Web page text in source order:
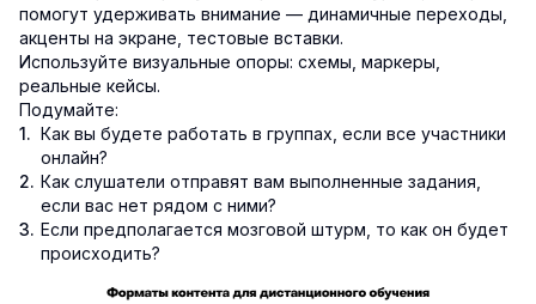
помогут удерживать внимание — динамичные переходы,
акценты на экране, тестовые вставки.
Используйте визуальные опоры: схемы, маркеры,
реальные кейсы.
Подумайте:
Как вы будете работать в группах, если все участники
онлайн?
Как слушатели отправят вам выполненные задания,
если вас нет рядом с ними?
Если предполагается мозговой штурм, то как он будет
происходить?